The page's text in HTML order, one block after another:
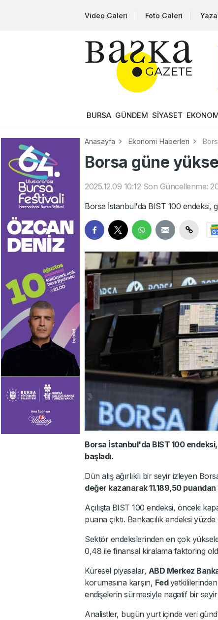
Video Galeri Foto Galeri
BURSA GÜNDEM SİYASET
Anasayfa Ekonomi Haberleri
Borsa güne
2025.12.09 10:12 Son Güncellenme:
Borsa İstanbul'da BIST 100 endeksi,
Borsa İstanbul'da BIST 100 endeksi,
başladı.
Dün alış ağırlıklı bir seyir izleyen
değer kazanarak 11.189,50 puandan
Açılışta BIST 100 endeksi, önceki
puana çıktı. Bankacılık endeksi
Sektör endekslerinden en çok
0,48 ile finansal kiralama faktoring
Küresel piyasalar, ABD Merkez
korumasına karşın, Fed
endişelerin sürmesiyle negatif bir
Analistler, bugün yurt içinde veri